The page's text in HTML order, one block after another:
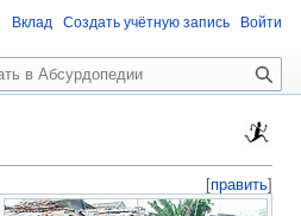
[править]
Вклад Создать учётную запись Войти